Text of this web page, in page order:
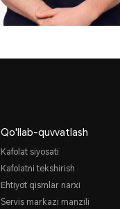
Qo'llab-quvvatlash
Kafolat siyosati
Kafolatni tekshirish
Ehtiyot qismlar narxi
Servis markazi manzili